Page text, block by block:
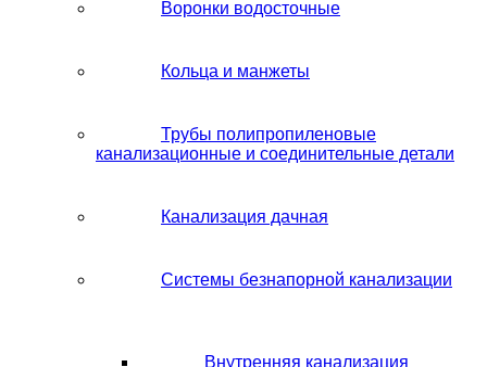
Воронки водосточные
Кольца и манжеты
Трубы полипропиленовые
канализационные и соединительные детали
Канализация дачная
Системы безнапорной канализации
Внутренняя канализация